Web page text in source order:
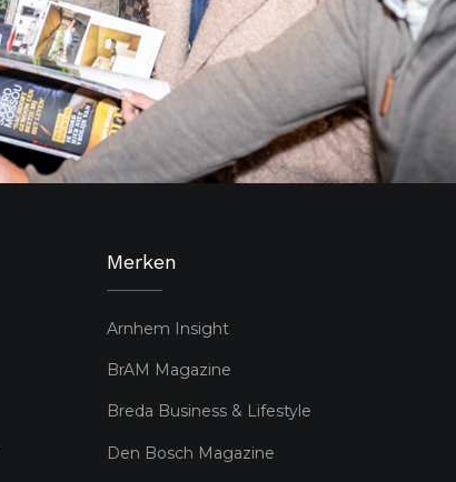
Merken
Arnhem Insight
BrAM Magazine
Breda Business & Lifestyle
Den Bosch Magazine